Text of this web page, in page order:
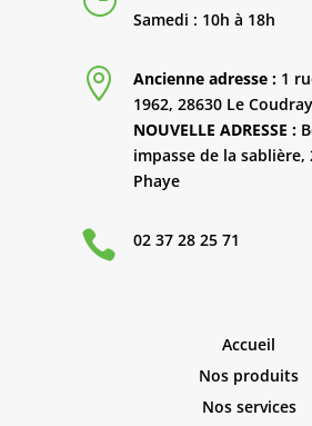
Samedi : 10h à 18h
 Ancienne adresse :1
1962, 28630 Le Coudray
NOUVELLE ADRESSE :
impasse de la sablière,
Phaye
 02 37 28 25 71
Accueil
Nos produits
Nos services